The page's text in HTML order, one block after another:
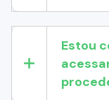
Estou